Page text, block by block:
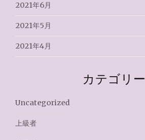
2021年6月
2021年5月
2021年4月
カテゴリー
Uncategorized
上級者